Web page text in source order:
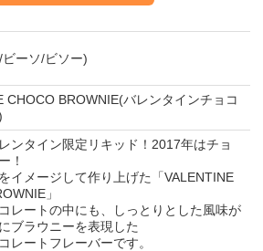
ーソ/ビソー)
CHOCO BROWNIE(バレンタインチョコ
ンタイン限定リキッド！2017年はチョ
！
イメージして作り上げた「VALENTINE
」
レートの中にも、しっとりとした風味が
ブラウニーを表現した
レートフレーバーです。